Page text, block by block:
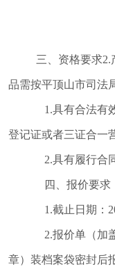
三、资格要求2.
品需按平顶山市司法
1.具有合法有
登记证或者三证合一
2.具有履行合
四、报价要求
1.截止日期：
2.报价单（加
章）装档案袋密封后